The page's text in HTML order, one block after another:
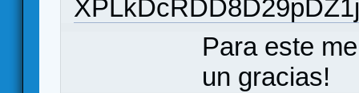
Para este
un gracias!